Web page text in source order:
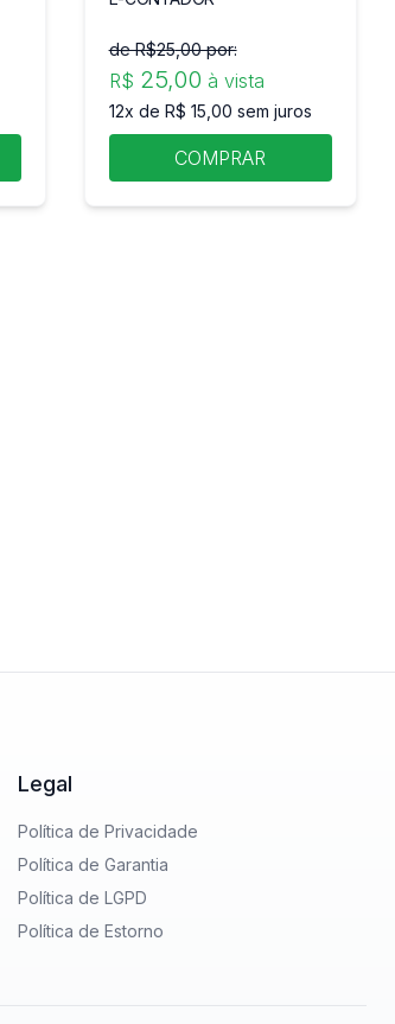
de R$25,00 por:
R$ 25,00 à vista
12x de R$ 15,00 sem juros
COMPRAR
Legal
Política de Privacidade
Política de Garantia
Política de LGPD
Política de Estorno